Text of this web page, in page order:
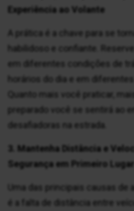
Experiência ao Volante
A prática é a chave para se
habilidoso e confiante.
em diferentes condições de
horários do dia e em
Quanto mais você praticar,
preparado você se sentirá ao
desafiadoras na estrada.
3. Mantenha Distância e
Segurança em Primeiro Lugar
Uma das principais causas de
é a falta de distância entre